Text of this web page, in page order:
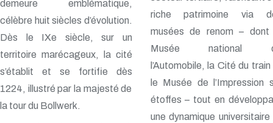
demeure emblématique,
célèbre huit siècles d’évolution.
Dès le IXe siècle, sur un
territoire marécageux, la cité
s’établit et se fortifie dès
1224, illustré par la majesté de
la tour du Bollwerk.
riche patrimoine via
musées de renom – dont
Musée national
l’Automobile, la Cité du
le Musée de l’Impression
étoffes – tout en
une dynamique